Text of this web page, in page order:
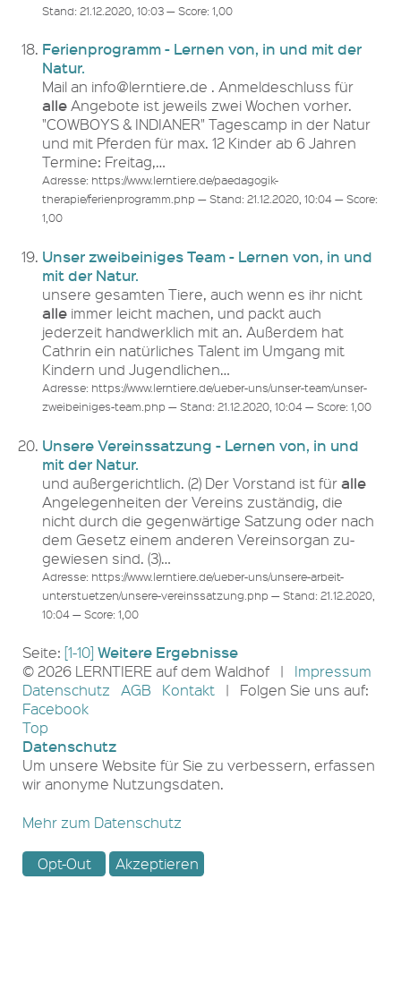
Stand: 21.12.2020, 10:03 — Score: 1,00
Ferienprogramm - Lernen von, in und mit der
Natur.
Mail an info@lerntiere.de . Anmeldeschluss für
alleAngebote ist jeweils zwei Wochen vorher.
"COWBOYS & INDIANER" Tagescamp in der Natur
und mit Pferden für max. 12 Kinder ab 6 Jahren
Termine: Freitag,…
Adresse: https://www.lerntiere.de/paedagogik-
therapie/ferienprogramm.php — Stand: 21.12.2020, 10:04 — Score:
1,00
Unser zweibeiniges Team - Lernen von, in und
mit der Natur.
unsere gesamten Tiere, auch wenn es ihr nicht
alleimmer leicht machen, und packt auch
jederzeit handwerklich mit an. Außerdem hat
Cathrin ein natürliches Talent im Umgang mit
Kindern und Jugendlichen…
Adresse: https://www.lerntiere.de/ueber-uns/unser-team/unser-
zweibeiniges-team.php — Stand: 21.12.2020, 10:04 — Score: 1,00
Unsere Vereinssatzung - Lernen von, in und
mit der Natur.
und außergerichtlich. (2) Der Vorstand ist füralle
Angelegenheiten der Vereins zuständig, die
nicht durch die gegenwärtige Satzung oder nach
dem Gesetz einem anderen Vereinsorgan zu-
gewiesen sind. (3)…
Adresse: https://www.lerntiere.de/ueber-uns/unsere-arbeit-
unterstuetzen/unsere-vereinssatzung.php — Stand: 21.12.2020,
10:04 — Score: 1,00
Seite: [1-10] Weitere Ergebnisse
© 2026 LERNTIERE auf dem Waldhof | Impressum
Datenschutz
AGB Kontakt
| Folgen Sie uns auf:
Facebook
Top
Datenschutz
Um unsere Website für Sie zu verbessern, erfassen
wir anonyme Nutzungsdaten.
Mehr zum Datenschutz
Opt-Out Akzeptieren